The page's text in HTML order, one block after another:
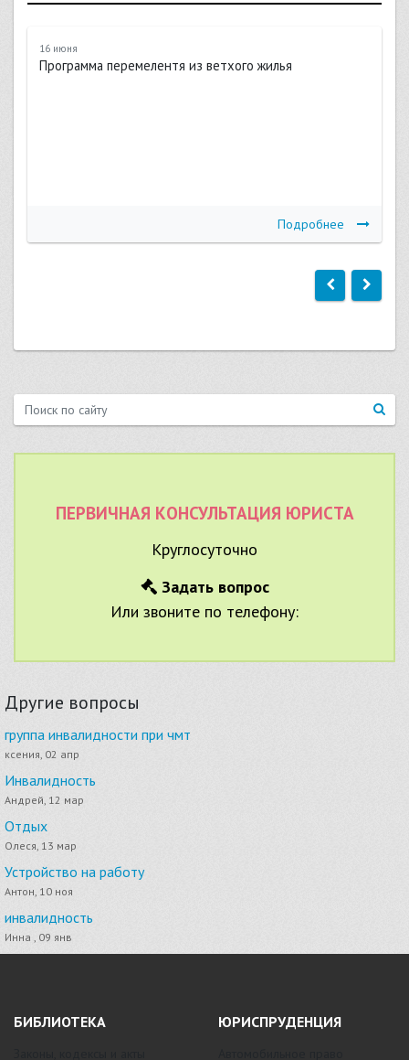
16 июня
Программа перемелентя из ветхого жилья
Подробнее
ПЕРВИЧНАЯ КОНСУЛЬТАЦИЯ ЮРИСТА
Круглосуточно
Задать вопрос
Или звоните по телефону:
Другие вопросы
группа инвалидности при чмт
ксения, 02 апр
Инвалидность
Андрей, 12 мар
Отдых
Олеся, 13 мар
Устройство на работу
Антон, 10 ноя
инвалидность
Инна , 09 янв
БИБЛИОТЕКА ЮРИСПРУДЕНЦИЯ